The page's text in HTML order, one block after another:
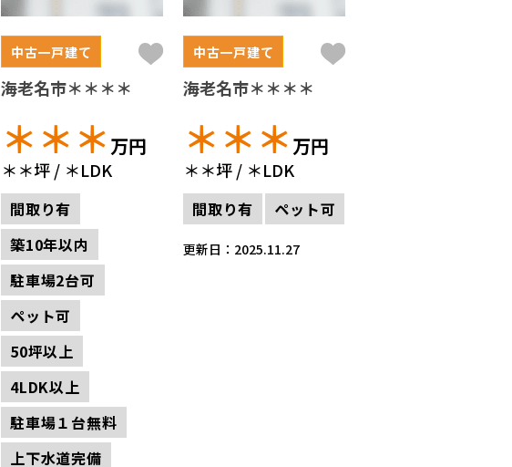
中古一戸建て
海老名市＊＊＊＊
＊＊＊ 万円
＊＊坪 ＊LDK
間取り有
築10年以内
駐車場2台可
ペット可
50坪以上
4LDK以上
駐車場１台無料
上下水道完備
中古一戸建て
海老名市＊＊＊＊
＊＊＊ 万円
＊＊坪 ＊LDK
間取り有 ペット可
更新日：2025.11.27